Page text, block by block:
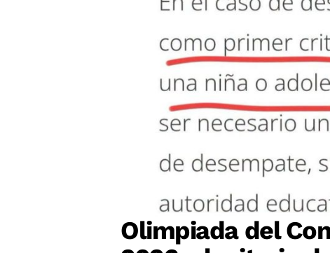
Olimpiada del